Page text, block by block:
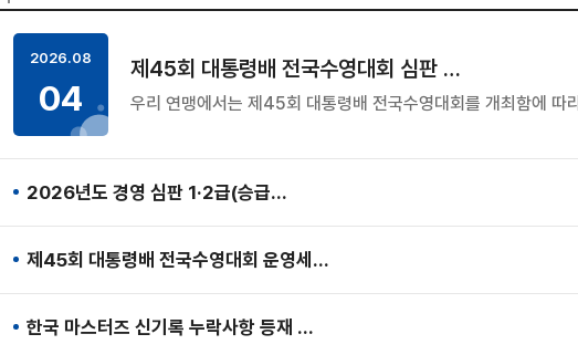
2026.08
04
제45회 대통령배 전국수영대회 심판 …
우리 연맹에서는 제45회 대통령배 전국수영대회를 개최함에 따
2026년도 경영 심판 1·2급(승급…
제45회 대통령배 전국수영대회 운영세…
한국 마스터즈 신기록 누락사항 등재 …